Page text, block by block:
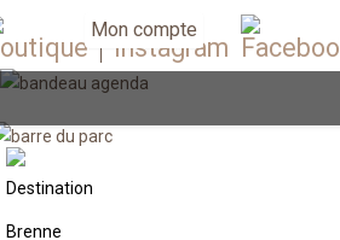
Mon compte